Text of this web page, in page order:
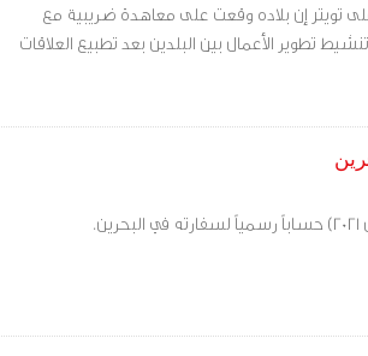
على تويتر إن بلاده وقعت على معاهدة ضريبية مع
تطوير الأعمال بين البلدين بعد تطبيع العلاقات